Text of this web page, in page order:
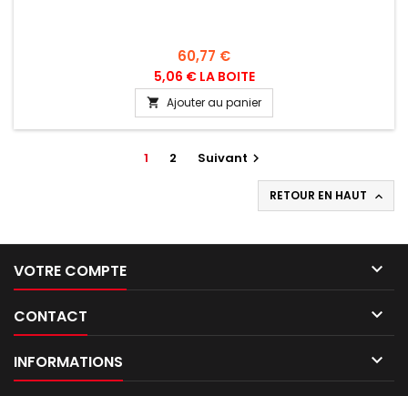
Prix
60,77 €
5,06 € LA BOITE
 Ajouter au panier
1 2 Suivant 
RETOUR EN HAUT 
VOTRE COMPTE 
CONTACT 
INFORMATIONS 